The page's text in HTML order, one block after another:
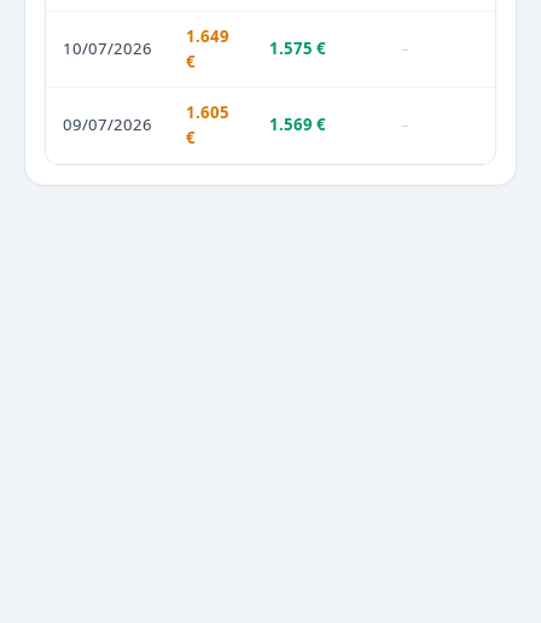
10/07/2026
1.649
€
1.575 € –
09/07/2026
1.605
€
1.569 € –